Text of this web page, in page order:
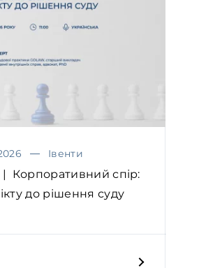
Івенти
Корпоративний спір:
до рішення суду